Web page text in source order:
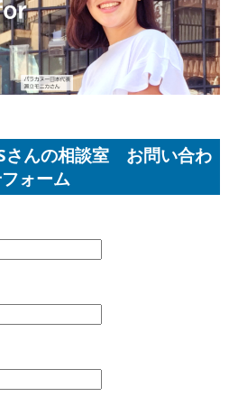
さんの相談室 お問い合わ
ォーム